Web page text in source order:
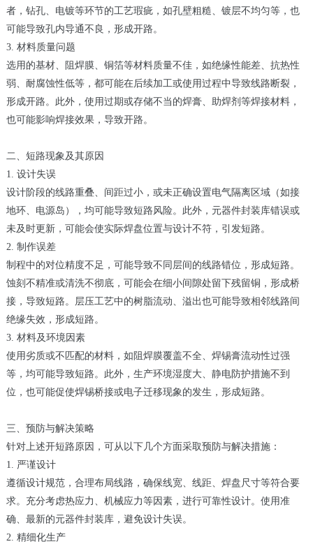
者，钻孔、电镀等环节的工艺瑕疵，如孔壁粗糙、镀层不均匀等，也
可能导致孔内导通不良，形成开路。
3. 材料质量问题
选用的基材、阻焊膜、铜箔等材料质量不佳，如绝缘性能差、抗热性
弱、耐腐蚀性低等，都可能在后续加工或使用过程中导致线路断裂，
形成开路。此外，使用过期或存储不当的焊膏、助焊剂等焊接材料，
也可能影响焊接效果，导致开路。
二、短路现象及其原因
1. 设计失误
设计阶段的线路重叠、间距过小，或未正确设置电气隔离区域（如接
地环、电源岛），均可能导致短路风险。此外，元器件封装库错误或
未及时更新，可能会使实际焊盘位置与设计不符，引发短路。
2. 制作误差
制程中的对位精度不足，可能导致不同层间的线路错位，形成短路。
蚀刻不精准或清洗不彻底，可能会在细小间隙处留下残留铜，形成桥
接，导致短路。层压工艺中的树脂流动、溢出也可能导致相邻线路间
绝缘失效，形成短路。
3. 材料及环境因素
使用劣质或不匹配的材料，如阻焊膜覆盖不全、焊锡膏流动性过强
等，均可能导致短路。此外，生产环境湿度大、静电防护措施不到
位，也可能促使焊锡桥接或电子迁移现象的发生，形成短路。
三、预防与解决策略
针对上述开短路原因，可从以下几个方面采取预防与解决措施：
1. 严谨设计
遵循设计规范，合理布局线路，确保线宽、线距、焊盘尺寸等符合要
求。充分考虑热应力、机械应力等因素，进行可靠性设计。使用准
确、最新的元器件封装库，避免设计失误。
2. 精细化生产